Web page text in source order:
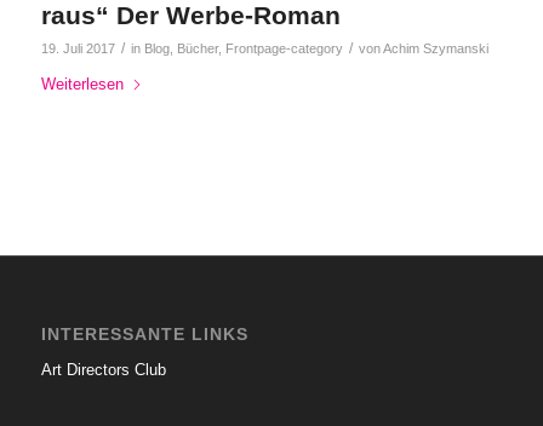
raus“ Der Werbe-Roman
19. Juli 2017 / in Blog, Bücher, Frontpage-category / vonAchim Szymanski
Weiterlesen
INTERESSANTE LINKS
Art Directors Club